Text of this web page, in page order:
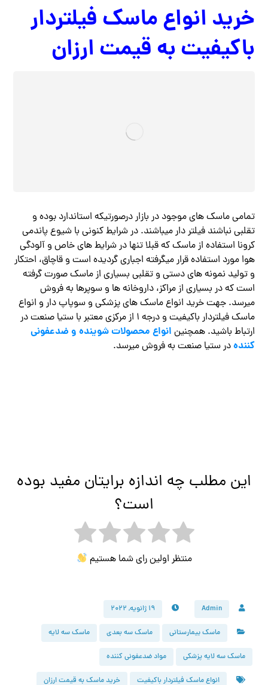
خرید انواع ماسک فیلتردار
باکیفیت به قیمت ارزان
تمامی ماسک های موجود در بازار درصورتیکه استاندارد بوده و
تقلبی نباشند فیلتر دار میباشند. در شرایط کنونی با شیوع پاندمی
کرونا استفاده از ماسک که قبلا تنها در شرایط های خاص و آلودگی
هوا مورد استفاده قرار میگرفته اجباری گردیده است و قاچاق، احتکار
و تولید نمونه های دستی و تقلبی بسیاری از ماسک صورت گرفته
است که در بسیاری از مراکز، داروخانه ها و سوپرها به فروش
میرسد. جهت خرید انواع ماسک های پزشکی و سوپاپ دار و انواع
ماسک فیلتردار باکیفیت و درجه ۱ از مرکزی معتبر با ستیا صنعت در
ارتباط باشید. همچنین انواع محصولات شوینده و ضدعفونی
کنندهدر ستیا صنعت به فروش میرسد.
این مطلب چه اندازه برایتان مفید بوده
است؟
منتظر اولین رای شما هستیم
Admin ۱۹ ژانویه, ۲۰۲۲
ماسک بیمارستانی ماسک سه بعدی ماسک سه لایه
ماسک سه لایه پزشکی مواد ضدعفونی کننده
انواع ماسک فیلتردار باکیفیت خرید ماسک به قیمت ارزان